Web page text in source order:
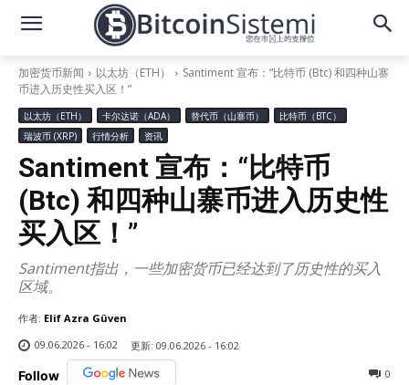
加密货币新闻 以太坊（ETH）
Santiment 宣布：“比特币 (Btc) 和四种山寨
币进入历史性买入区！”
以太坊（ETH） 卡尔达诺（ADA） 替代币（山寨币）
比特币（BTC）
瑞波币 (XRP)
行情分析 资讯
Santiment 宣布：“比特币
(Btc) 和四种山寨币进入历史性
买入区！”
Santiment指出，一些加密货币已经达到了历史性的买入
区域。
作者: Elif Azra Güven
09.06.2026 - 16:02
更新: 09.06.2026 - 16:02
Follow 0